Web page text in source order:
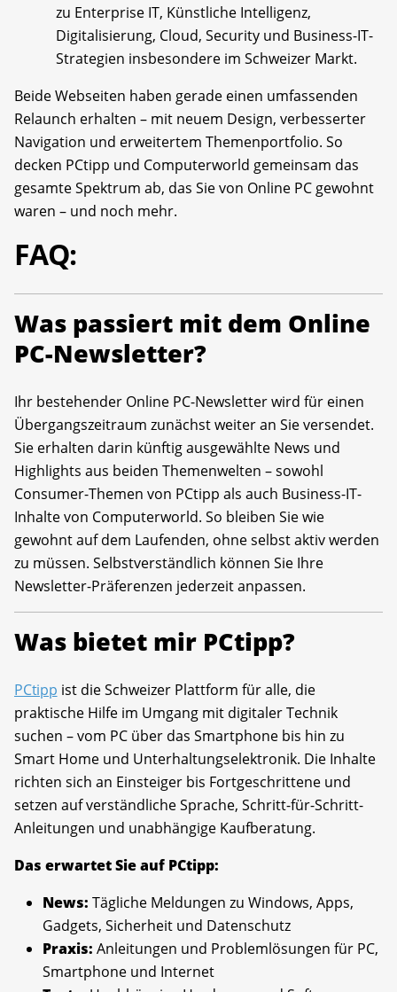
zu Enterprise IT, Künstliche Intelligenz,
Digitalisierung, Cloud, Security und Business-IT-
Strategien insbesondere im Schweizer Markt.
Beide Webseiten haben gerade einen umfassenden
Relaunch erhalten – mit neuem Design, verbesserter
Navigation und erweitertem Themenportfolio. So
decken PCtipp und Computerworld gemeinsam das
gesamte Spektrum ab, das Sie von Online PC gewohnt
waren – und noch mehr.
FAQ:
Was passiert mit dem Online
PC-Newsletter?
Ihr bestehender Online PC-Newsletter wird für einen
Übergangszeitraum zunächst weiter an Sie versendet.
Sie erhalten darin künftig ausgewählte News und
Highlights aus beiden Themenwelten – sowohl
Consumer-Themen von PCtipp als auch Business-IT-
Inhalte von Computerworld. So bleiben Sie wie
gewohnt auf dem Laufenden, ohne selbst aktiv werden
zu müssen. Selbstverständlich können Sie Ihre
Newsletter-Präferenzen jederzeit anpassen.
Was bietet mir PCtipp?
PCtipp ist die Schweizer Plattform für alle, die
praktische Hilfe im Umgang mit digitaler Technik
suchen – vom PC über das Smartphone bis hin zu
Smart Home und Unterhaltungselektronik. Die Inhalte
richten sich an Einsteiger bis Fortgeschrittene und
setzen auf verständliche Sprache, Schritt-für-Schritt-
Anleitungen und unabhängige Kaufberatung.
Das erwartet Sie auf PCtipp:
News: Tägliche Meldungen zu Windows, Apps,
Gadgets, Sicherheit und Datenschutz
Praxis: Anleitungen und Problemlösungen für PC,
Smartphone und Internet